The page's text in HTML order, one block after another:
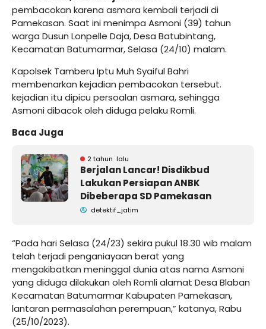
pembacokan karena asmara kembali terjadi di
Pamekasan. Saat ini menimpa Asmoni (39) tahun
warga Dusun Lonpelle Daja, Desa Batubintang,
Kecamatan Batumarmar, Selasa (24/10) malam.
Kapolsek Tamberu Iptu Muh Syaiful Bahri
membenarkan kejadian pembacokan tersebut.
kejadian itu dipicu persoalan asmara, sehingga
Asmoni dibacok oleh diduga pelaku Romli.
Baca Juga
2 tahun lalu
Berjalan Lancar! Disdikbud
Lakukan Persiapan ANBK
Dibeberapa SD Pamekasan
detektif_jatim
“Pada hari Selasa (24/23) sekira pukul 18.30 wib malam
telah terjadi penganiayaan berat yang
mengakibatkan meninggal dunia atas nama Asmoni
yang diduga dilakukan oleh Romli alamat Desa Blaban
Kecamatan Batumarmar Kabupaten Pamekasan,
lantaran permasalahan perempuan,” katanya, Rabu
(25/10/2023).